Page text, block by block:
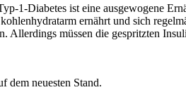
1-Diabetes ist eine ausgewogene
ernährt und sich
Allerdings müssen die gespritzten
dem neuesten Stand.